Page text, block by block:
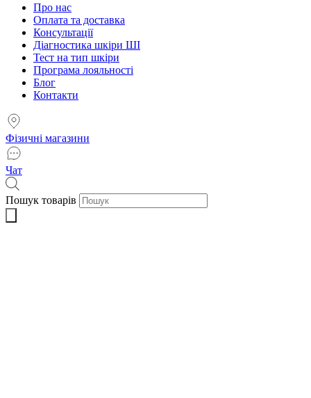
Про нас
Оплата та доставка
Консультації
Діагностика шкіри ШІ
Тест на тип шкіри
Програма лояльності
Блог
Контакти
Фізичні магазини
Чат
Пошук товарів